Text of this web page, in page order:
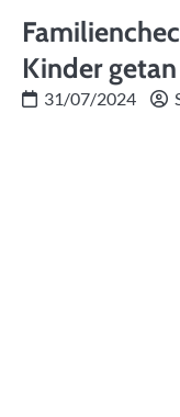
Kinder
31/07/2024